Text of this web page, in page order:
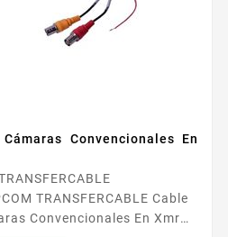
Convencionales En
TRANSFERCABLE Cable
Convencionales En Xmr